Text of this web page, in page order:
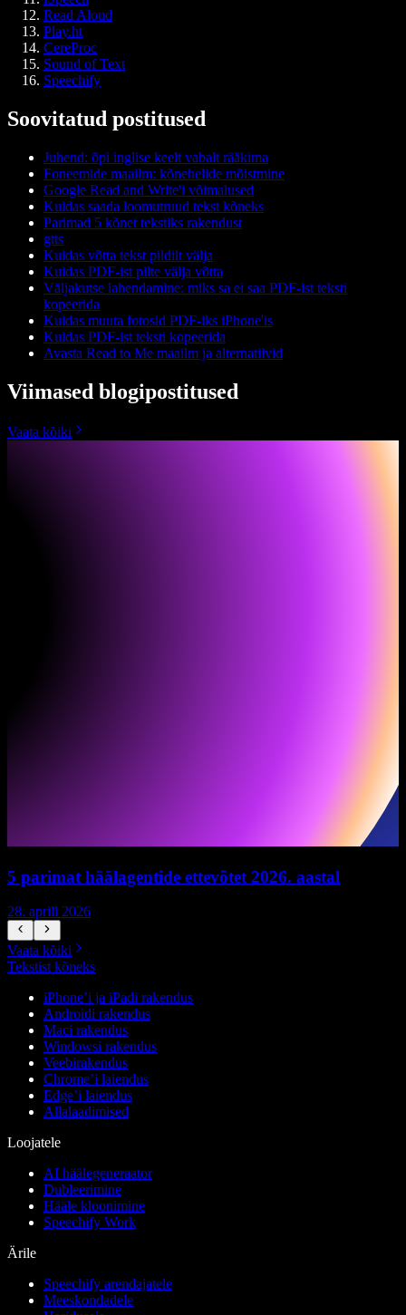
Read Aloud
Play.ht
CereProc
Sound of Text
Speechify
Soovitatud postitused
Juhend: õpi inglise keelt vabalt rääkima
Foneemide maailm: kõnehelide mõistmine
Google Read and Write'i võimalused
Kuidas saada loomutruud tekst kõneks
Parimad 5 kõnet tekstiks rakendust
gtts
Kuidas võtta tekst pildilt välja
Kuidas PDF-ist pilte välja võtta
Väljakutse lahendamine: miks sa ei saa PDF-ist teksti
kopeerida
Kuidas muuta fotosid PDF-iks iPhone'is
Kuidas PDF-ist teksti kopeerida
Avasta Read to Me maailm ja alternatiivid
Viimased blogipostitused
Vaata kõiki
5 parimat häälagentide ettevõtet 2026. aastal
28. aprill 2026
Vaata kõiki
Tekstist kõneks
iPhone’i ja iPadi rakendus
Androidi rakendus
Maci rakendus
Windowsi rakendus
Veebirakendus
Chrome’i laiendus
Edge’i laiendus
Allalaadimised
Loojatele
AI häälegeneraator
Dubleerimine
Hääle kloonimine
Speechify Work
Ärile
Speechify arendajatele
Meeskondadele